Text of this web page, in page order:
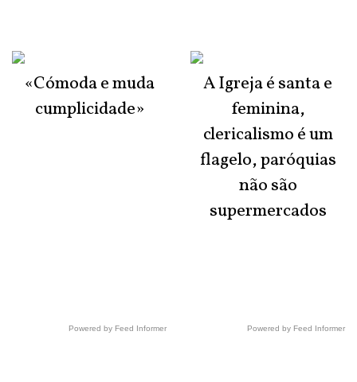
«Cómoda e muda
cumplicidade»
Powered by Feed Informer
A Igreja é santa e
feminina,
clericalismo é um
flagelo, paróquias
não são
supermercados
Powered by Feed Informer